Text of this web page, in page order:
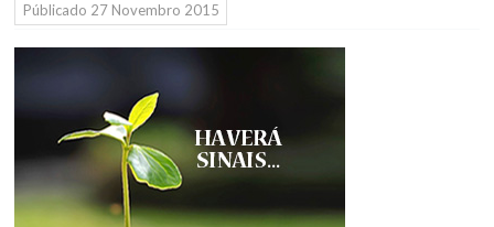
Media
Públicado 27 Novembro 2015